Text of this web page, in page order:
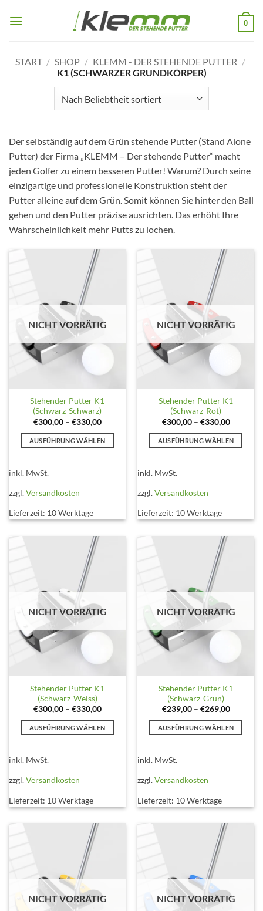
Inhalt
0
START / SHOP / KLEMM - DER STEHENDE PUTTER /
K1 (SCHWARZER GRUNDKÖRPER)
Der selbständig auf dem Grün stehende Putter (Stand Alone
Putter) der Firma „KLEMM – Der stehende Putter“ macht
jeden Golfer zu einem besseren Putter! Warum? Durch seine
einzigartige und professionelle Konstruktion steht der
Putter alleine auf dem Grün. Somit können Sie hinter den Ball
gehen und den Putter präzise ausrichten. Das erhöht Ihre
Wahrscheinlichkeit mehr Putts zu lochen.
NICHT VORRÄTIG
Stehender Putter K1
(Schwarz-Schwarz)
€300,00– €330,00
AUSFÜHRUNG WÄHLEN
mehrere
auf.
Optionen
können
Produktseite
gewählt
werden
inkl. MwSt.
zzgl.Versandkosten
Lieferzeit: 10 Werktage
NICHT VORRÄTIG
Stehender Putter K1
(Schwarz-Rot)
€300,00– €330,00
AUSFÜHRUNG WÄHLEN
mehrere
auf.
Optionen
können
Produktseite
gewählt
werden
inkl. MwSt.
zzgl.Versandkosten
Lieferzeit: 10 Werktage
NICHT VORRÄTIG
Stehender Putter K1
(Schwarz-Weiss)
€300,00– €330,00
AUSFÜHRUNG WÄHLEN
mehrere
auf.
Optionen
können
Produktseite
gewählt
werden
inkl. MwSt.
zzgl.Versandkosten
Lieferzeit: 10 Werktage
NICHT VORRÄTIG
Stehender Putter K1
(Schwarz-Grün)
€239,00– €269,00
AUSFÜHRUNG WÄHLEN
mehrere
auf.
Optionen
können
Produktseite
gewählt
werden
inkl. MwSt.
zzgl.Versandkosten
Lieferzeit: 10 Werktage
NICHT VORRÄTIG NICHT VORRÄTIG